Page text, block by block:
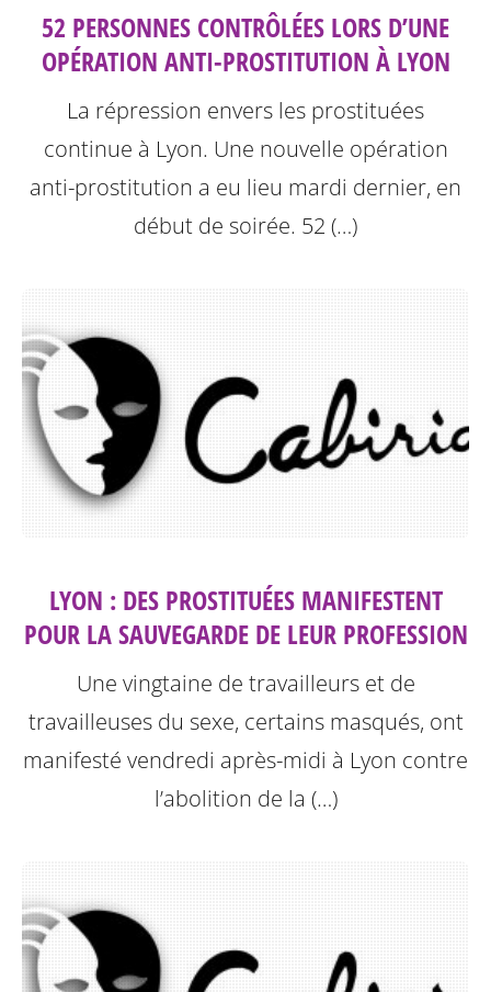
52 PERSONNES CONTRÔLÉES LORS D’UNE
OPÉRATION ANTI-PROSTITUTION À LYON
La répression envers les prostituées
continue à Lyon. Une nouvelle opération
anti-prostitution a eu lieu mardi dernier, en
début de soirée. 52 (…)
LYON : DES PROSTITUÉES MANIFESTENT
POUR LA SAUVEGARDE DE LEUR PROFESSION
Une vingtaine de travailleurs et de
travailleuses du sexe, certains masqués, ont
manifesté vendredi après-midi à Lyon contre
l’abolition de la (…)